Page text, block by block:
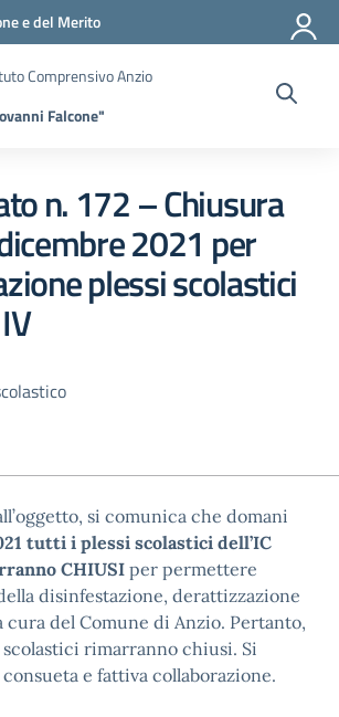
e del Merito
Comprensivo Anzio
Falcone"
n. 172 – Chiusura
2021 per
plessi scolastici
si comunica che domani
tutti i plessi scolastici dell’IC
CHIUSI per permettere
disinfestazione, derattizzazione
cura del Comune di Anzio. Pertanto,
rimarranno chiusi. Si
e fattiva collaborazione.